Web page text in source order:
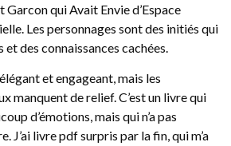
qui Avait Envie d’Espace
Les personnages sont des initiés qui
des connaissances cachées.
et engageant, mais les
manquent de relief. C’est un livre qui
d’émotions, mais qui n’a pas
J’ai livre pdf surpris par la fin, qui m’a